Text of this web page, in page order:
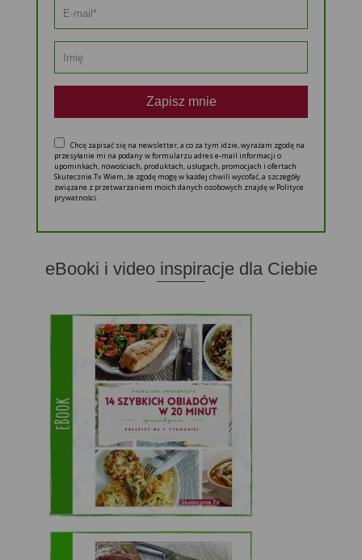
Zapisz mnie
Chcę zapisać się na newsletter, a co za tym idzie, wyrażam zgodę na
przesyłanie mi na podany w formularzu adres e-mail informacji o
upominkach, nowościach, produktach, usługach, promocjach i ofertach
Skutecznie.Tv Wiem, że zgodę mogę w każdej chwili wycofać, a szczegóły
związane z przetwarzaniem moich danych osobowych znajdę w Polityce
prywatności.
eBooki i video inspiracje dla Ciebie